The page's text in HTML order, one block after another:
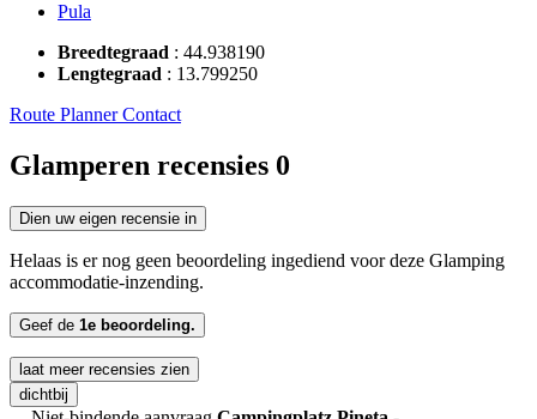
Pula
Breedtegraad : 44.938190
Lengtegraad : 13.799250
Route PlannerContact
Glamperen recensies 0
Dien uw eigen recensie in
Helaas is er nog geen beoordeling ingediend voor deze Glamping
accommodatie-inzending.
Geef de 1e beoordeling.
laat meer recensies zien
dichtbij